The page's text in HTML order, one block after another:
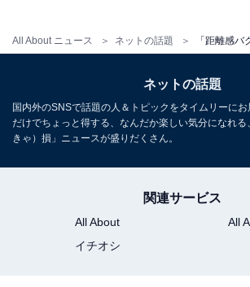
All About ニュース ネットの話題
ネットの話題
国内外のSNSで話題の人＆トピックをタイムリーに
だけでちょっと得する、なんだか楽しい気分になれ
きゃ）損」ニュースが盛りだくさん。
関連サービス
All About
All
イチオシ